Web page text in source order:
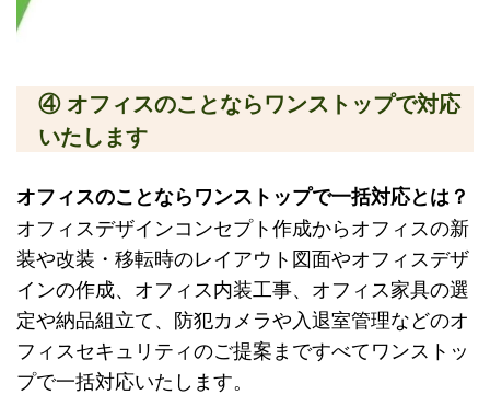
④ オフィスのことならワンストップで対応
いたします
オフィスのことならワンストップで一括対応とは？
オフィスデザインコンセプト作成からオフィスの新
装や改装・移転時のレイアウト図面やオフィスデザ
インの作成、オフィス内装工事、オフィス家具の選
定や納品組立て、防犯カメラや入退室管理などのオ
フィスセキュリティのご提案まですべてワンストッ
プで一括対応いたします。